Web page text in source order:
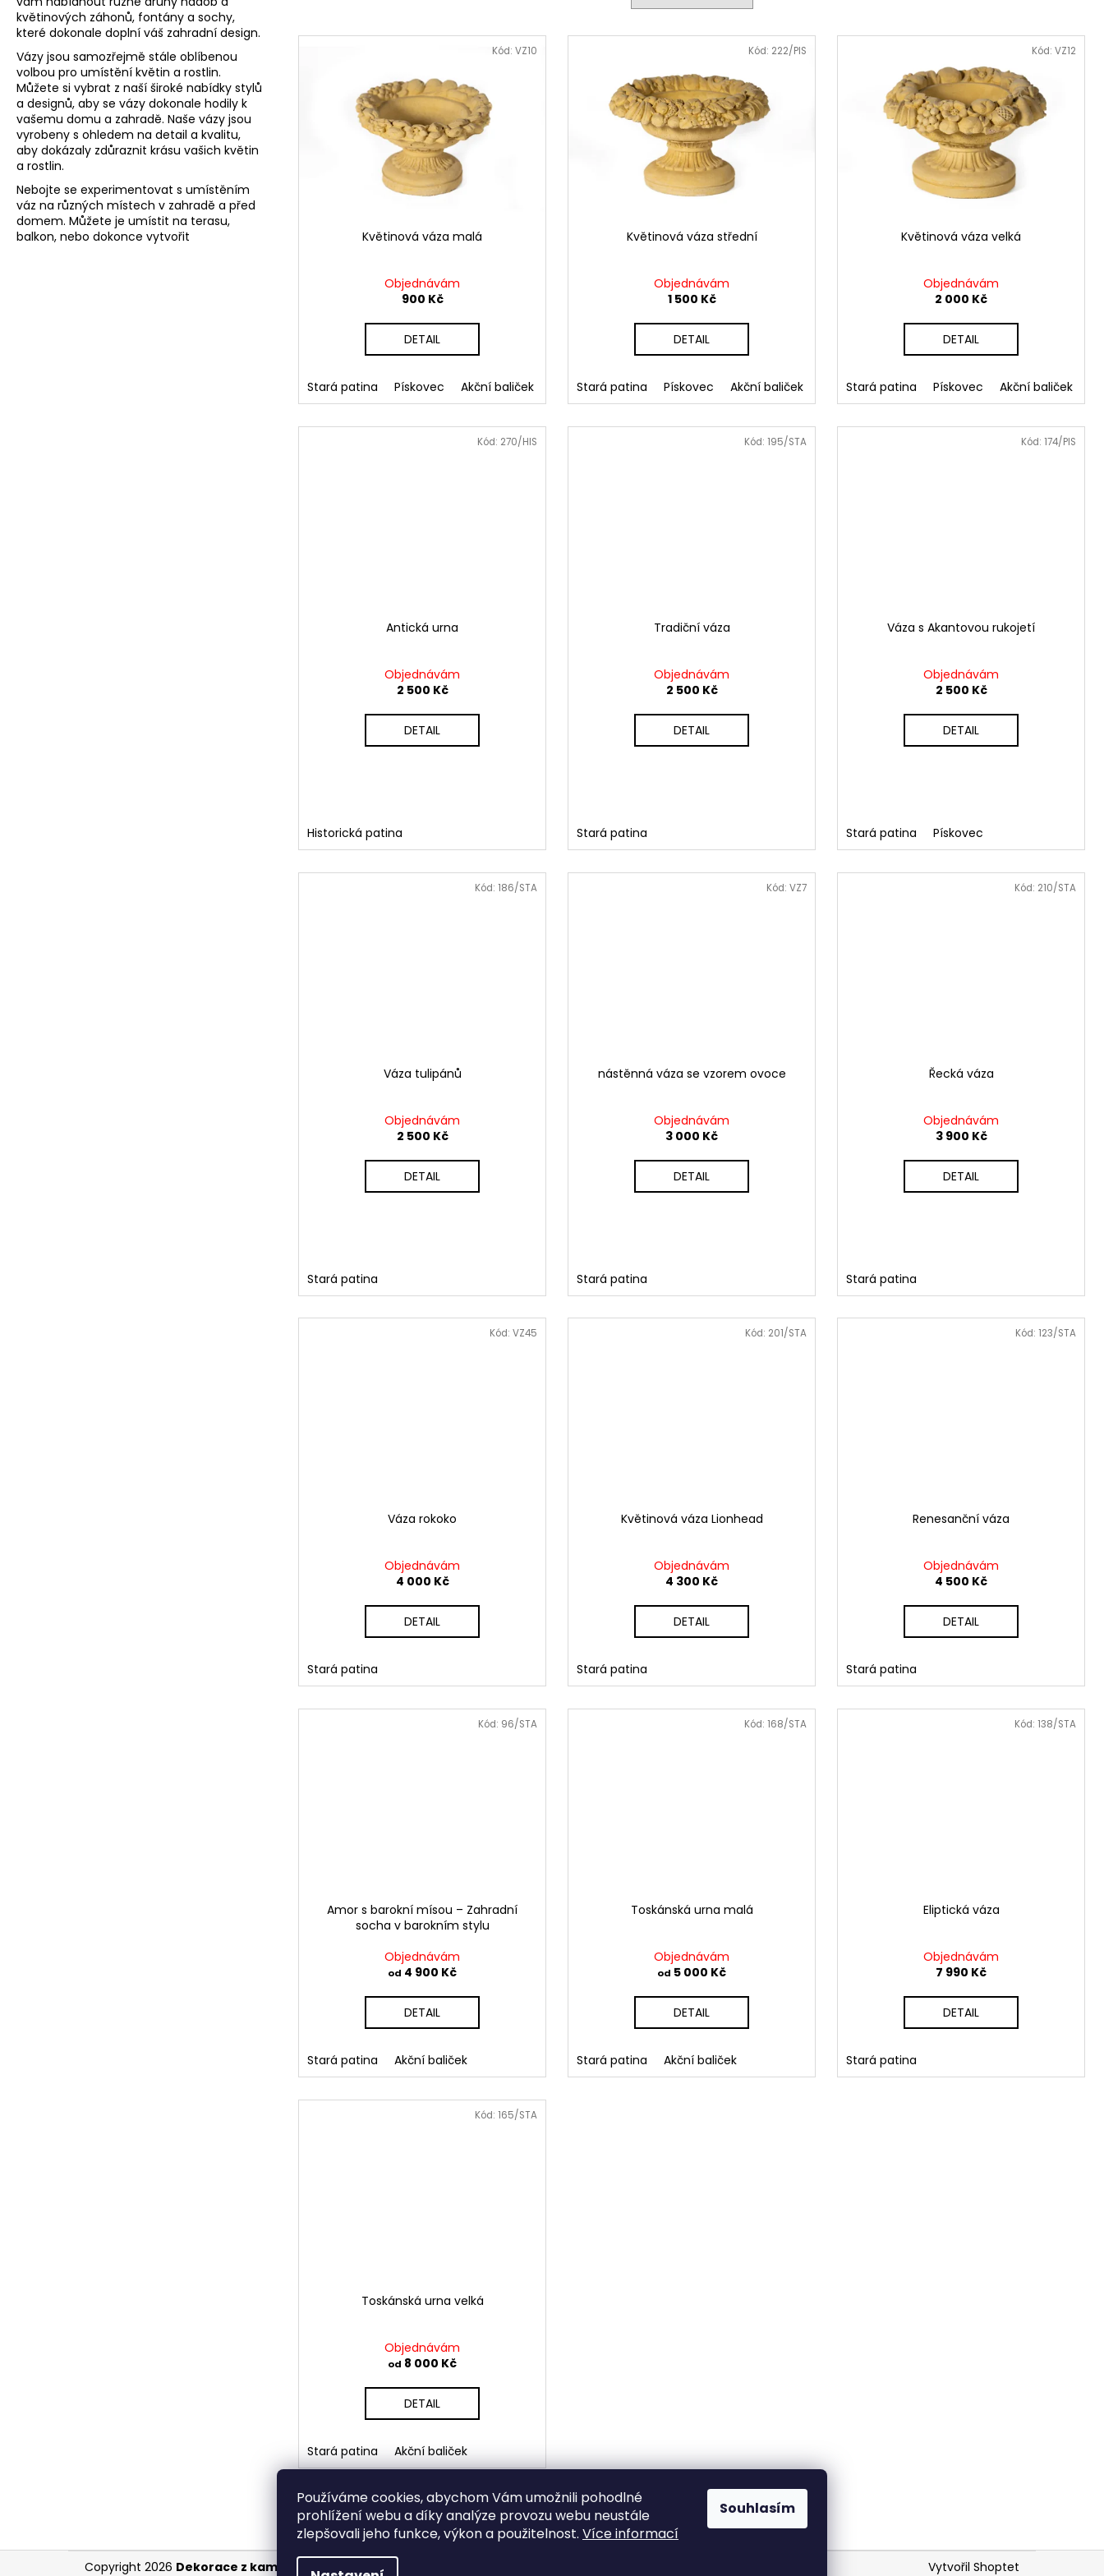
Používáme cookies, abychom Vám umožnili pohodlné
prohlížení webu a díky analýze provozu webu neustále
zlepšovali jeho funkce, výkon a použitelnost. Více informací
Souhlasím
květinových záhonů, fontány a sochy,
které dokonale doplní váš zahradní design.
Vázy jsou samozřejmě stále oblíbenou
volbou pro umístění květin a rostlin.
Můžete si vybrat z naší široké nabídky stylů
a designů, aby se vázy dokonale hodily k
vašemu domu a zahradě. Naše vázy jsou
vyrobeny s ohledem na detail a kvalitu,
aby dokázaly zdůraznit krásu vašich květin
a rostlin.
Nebojte se experimentovat s umístěním
váz na různých místech v zahradě a před
domem. Můžete je umístit na terasu,
balkon, nebo dokonce vytvořit
V
Květinová váza malá
Objednávám
900 Kč
DETAIL
Stará patina Pískovec Akční baliček Akční baliček v staré patině
Kód: VZ10
Květinová váza střední
Objednávám
1 500 Kč
DETAIL
Stará patina Pískovec Akční baliček Akční baliček v staré patině
Kód: 222/PIS
Květinová váza velká
Objednávám
2 000 Kč
DETAIL
Stará patina Pískovec Akční baliček
Kód: VZ12
Antická urna
Objednávám
2 500 Kč
DETAIL
Historická patina
Kód: 270/HIS
Tradiční váza
Objednávám
2 500 Kč
DETAIL
Stará patina
Kód: 195/STA
Váza s Akantovou rukojetí
Objednávám
2 500 Kč
DETAIL
Stará patina Pískovec
Kód: 174/PIS
Váza tulipánů
Objednávám
2 500 Kč
DETAIL
Stará patina
Kód: 186/STA
nástěnná váza se vzorem ovoce
Objednávám
3 000 Kč
DETAIL
Stará patina
Kód: VZ7
Řecká váza
Objednávám
3 900 Kč
DETAIL
Stará patina
Kód: 210/STA
Váza rokoko
Objednávám
4 000 Kč
DETAIL
Stará patina
Kód: VZ45
Květinová váza Lionhead
Objednávám
4 300 Kč
DETAIL
Stará patina
Kód: 201/STA
Renesanční váza
Objednávám
4 500 Kč
DETAIL
Stará patina
Kód: 123/STA
Amor s barokní mísou – Zahradní
socha v barokním stylu
Objednávám
od 4 900 Kč
DETAIL
Stará patina Akční baliček
Kód: 96/STA
Toskánská urna malá
Objednávám
od 5 000 Kč
DETAIL
Stará patina Akční baliček
Kód: 168/STA
Eliptická váza
Objednávám
7 990 Kč
DETAIL
Stará patina
Kód: 138/STA
Toskánská urna velká
Objednávám
od 8 000 Kč
DETAIL
Stará patina Akční baliček
Kód: 165/STA
16 položek celkem
ŠPICOVANÁ VÝLEVKA – ZAHRADNÍ
DEKORACE S HISTORICKÝM NÁDECHEM
8 500 Kč
4 000 Kč
ANDĚL S FLÉTNOU – BAROKNÍ ZAHRADNÍ
2 200 Kč
Z Vytvořil Shoptet
Copyright 2026 Dekorace z kamene . Všechna práva vyhrazena.